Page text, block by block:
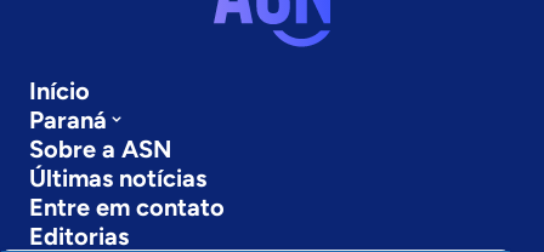
Início
Paraná
Sobre a ASN
Últimas notícias
Entre em contato
Editorias